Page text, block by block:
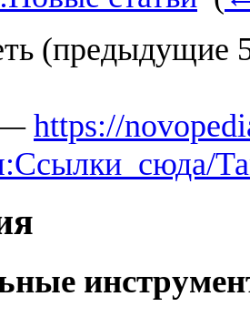
(предыдущие
— https://